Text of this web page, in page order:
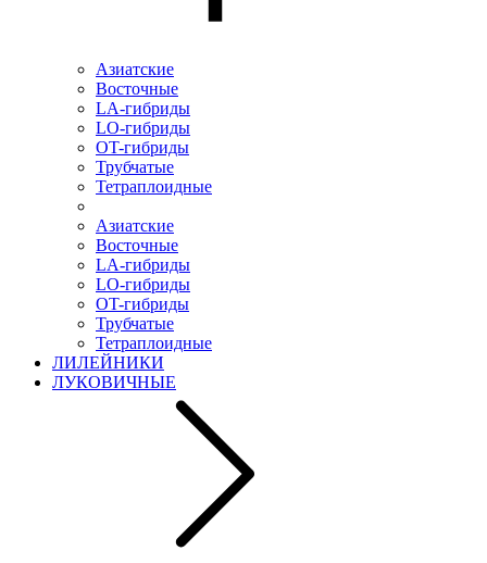
Азиатские
Восточные
LA-гибриды
LO-гибриды
OT-гибриды
Трубчатые
Тетраплоидные
Азиатские
Восточные
LA-гибриды
LO-гибриды
OT-гибриды
Трубчатые
Тетраплоидные
ЛИЛЕЙНИКИ
ЛУКОВИЧНЫЕ